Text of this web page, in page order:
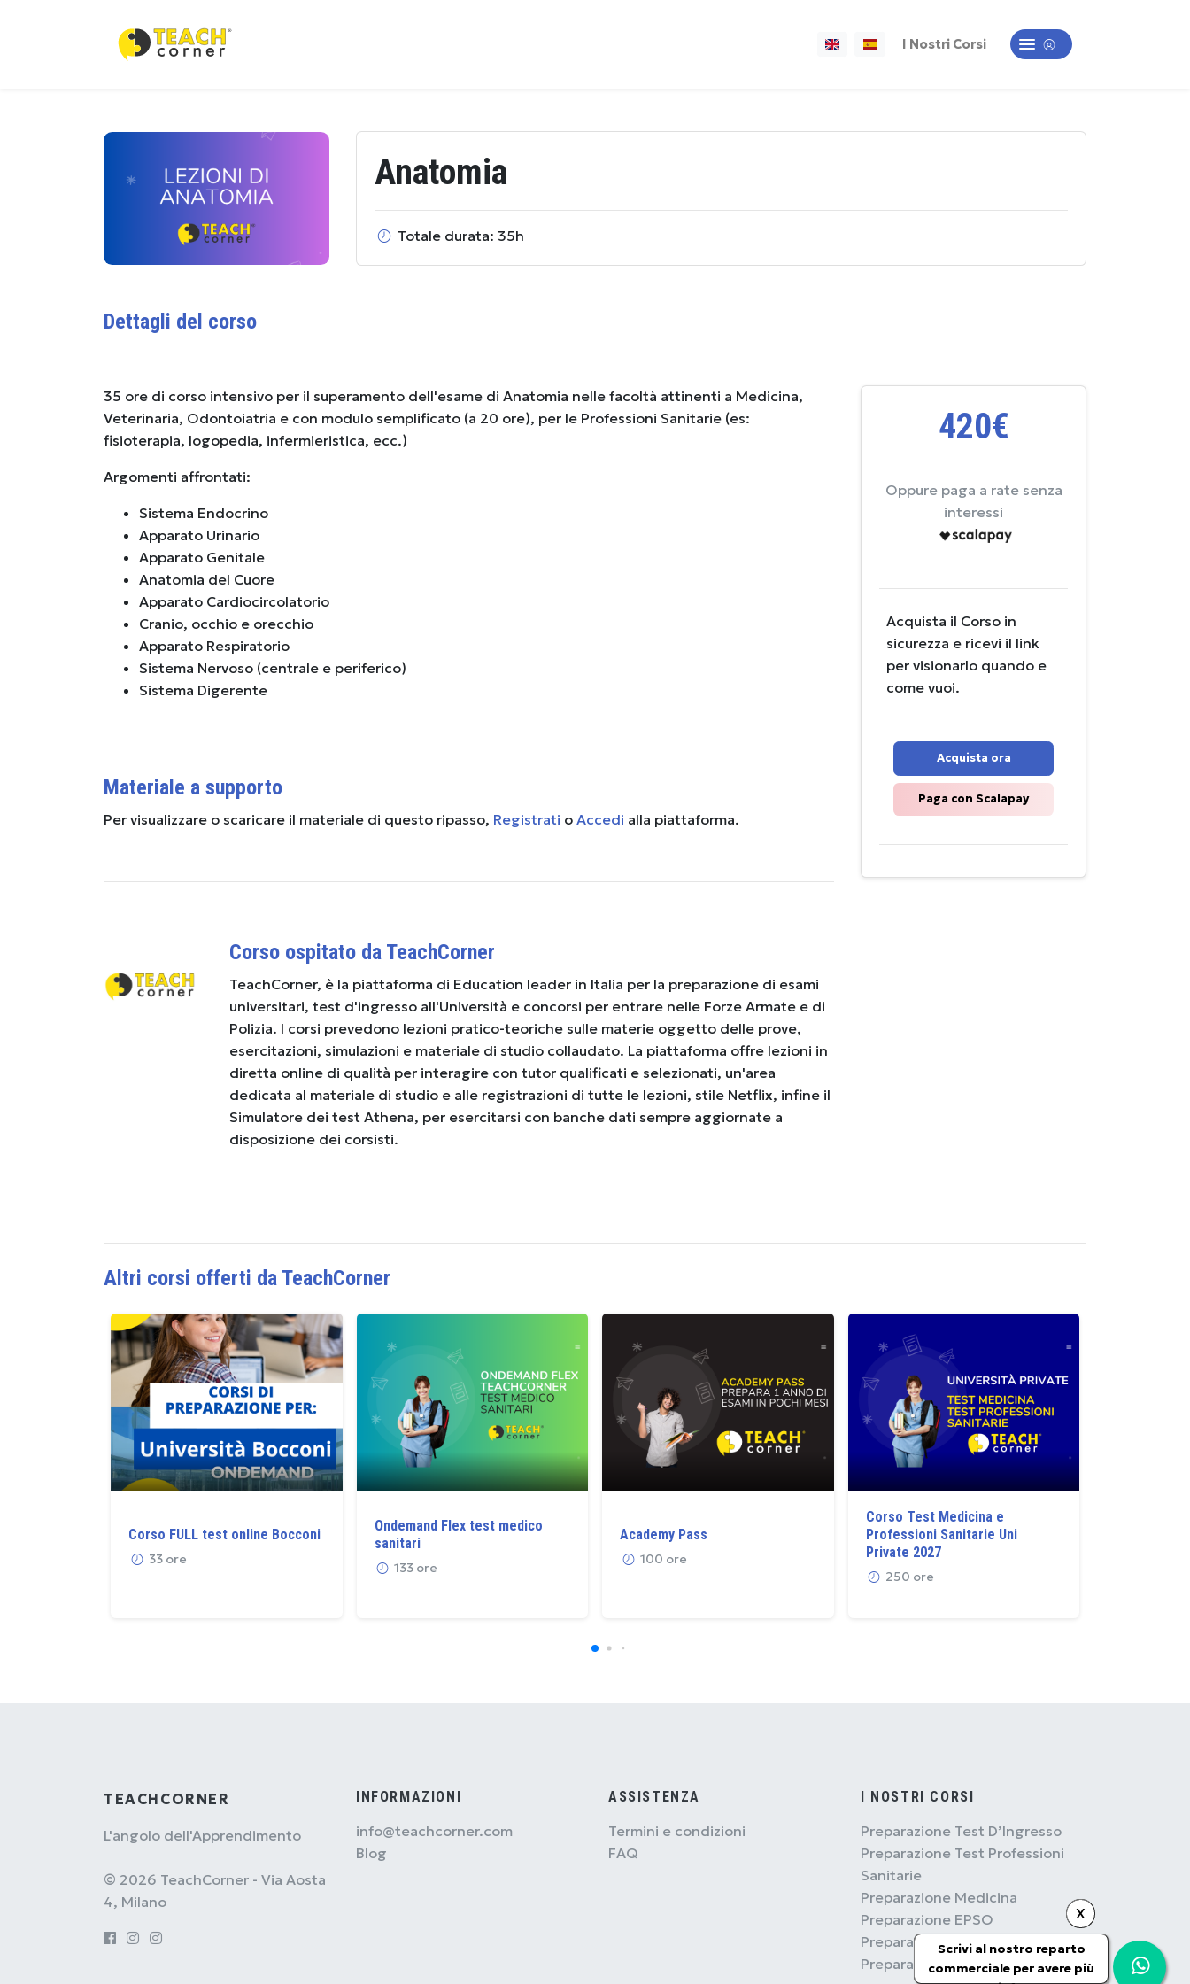
I Nostri Corsi
Anatomia
Totale durata: 35h
Dettagli del corso
35 ore di corso intensivo per il superamento dell'esame di Anatomia nelle facoltà attinenti a Medicina,
Veterinaria, Odontoiatria e con modulo semplificato (a 20 ore), per le Professioni Sanitarie (es:
fisioterapia, logopedia, infermieristica, ecc.)
Argomenti affrontati:
Sistema Endocrino
Apparato Urinario
Apparato Genitale
Anatomia del Cuore
Apparato Cardiocircolatorio
Cranio, occhio e orecchio
Apparato Respiratorio
Sistema Nervoso (centrale e periferico)
Sistema Digerente
Materiale a supporto
Per visualizzare o scaricare il materiale di questo ripasso, Registrati o Accedi alla piattaforma.
Corso ospitato da TeachCorner
TeachCorner, è la piattaforma di Education leader in Italia per la preparazione di esami
universitari, test d'ingresso all'Università e concorsi per entrare nelle Forze Armate e di
Polizia. I corsi prevedono lezioni pratico-teoriche sulle materie oggetto delle prove,
esercitazioni, simulazioni e materiale di studio collaudato. La piattaforma offre lezioni in
diretta online di qualità per interagire con tutor qualificati e selezionati, un'area
dedicata al materiale di studio e alle registrazioni di tutte le lezioni, stile Netflix, infine il
Simulatore dei test Athena, per esercitarsi con banche dati sempre aggiornate a
disposizione dei corsisti.
420€
Oppure paga a rate senza
interessi
Acquista il Corso in
sicurezza e ricevi il link
per visionarlo quando e
come vuoi.
Acquista ora
Paga con Scalapay
Altri corsi offerti da TeachCorner
Corso FULL test online Bocconi
33 ore
Ondemand Flex test medico
sanitari
133 ore
Academy Pass
100 ore
Corso Test Medicina e
Professioni Sanitarie Uni
Private 2027
250 ore
X
Scrivi al nostro reparto
commerciale per avere più
TEACHCORNER
L'angolo dell'Apprendimento
© 2026 TeachCorner - Via Aosta
4, Milano
INFORMAZIONI
info@teachcorner.com
Blog
ASSISTENZA
Termini e condizioni
FAQ
I NOSTRI CORSI
Preparazione Test D’Ingresso
Preparazione Test Professioni
Sanitarie
Preparazione Medicina
Preparazione EPSO
Preparazione Concorsi Pubblici
Preparazione Concorsi Militari